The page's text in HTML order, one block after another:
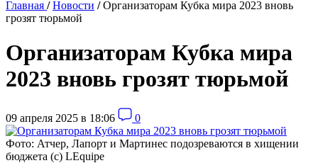
Главная / Новости / Организаторам Кубка мира 2023 вновь
грозят тюрьмой
Организаторам Кубка мира
2023 вновь грозят тюрьмой
09 апреля 2025 в 18:06 0
Фото: Атчер, Лапорт и Мартинес подозреваются в хищении
бюджета (с) LEquipe